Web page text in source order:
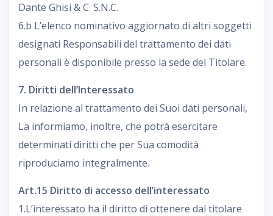
Dante Ghisi & C. S.N.C.
6.b L’elenco nominativo aggiornato di altri soggetti
designati Responsabili del trattamento dei dati
personali è disponibile presso la sede del Titolare.
7. Diritti dell’Interessato
In relazione al trattamento dei Suoi dati personali,
La informiamo, inoltre, che potrà esercitare
determinati diritti che per Sua comodità
riproduciamo integralmente.
Art.15 Diritto di accesso dell’interessato
1.L’interessato ha il diritto di ottenere dal titolare